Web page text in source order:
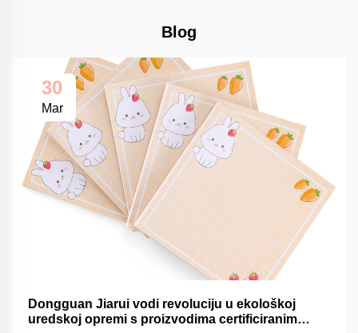
Blog
30
Mar
Dongguan Jiarui vodi revoluciju u ekološkoj
uredskoj opremi s proizvodima certificiranim